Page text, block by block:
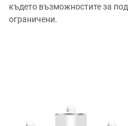
където възможностите за
ограничени.